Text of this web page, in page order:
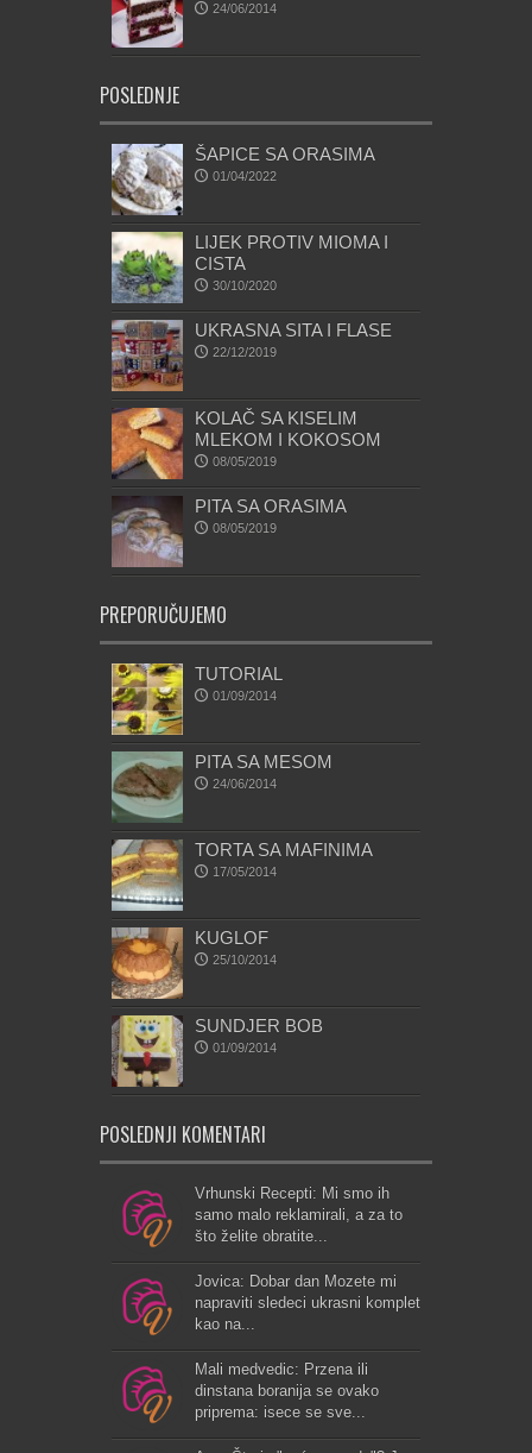
24/06/2014
POSLEDNJE
ŠAPICE SA ORASIMA
01/04/2022
LIJEK PROTIV MIOMA I
CISTA
30/10/2020
UKRASNA SITA I FLASE
22/12/2019
KOLAČ SA KISELIM
MLEKOM I KOKOSOM
08/05/2019
PITA SA ORASIMA
08/05/2019
PREPORUČUJEMO
TUTORIAL
01/09/2014
PITA SA MESOM
24/06/2014
TORTA SA MAFINIMA
17/05/2014
KUGLOF
25/10/2014
SUNDJER BOB
01/09/2014
POSLEDNJI KOMENTARI
Vrhunski Recepti: Mi smo ih
samo malo reklamirali, a za to
što želite obratite...
Jovica: Dobar dan Mozete mi
napraviti sledeci ukrasni komplet
kao na...
Mali medvedic: Przena ili
dinstana boranija se ovako
priprema: isece se sve...